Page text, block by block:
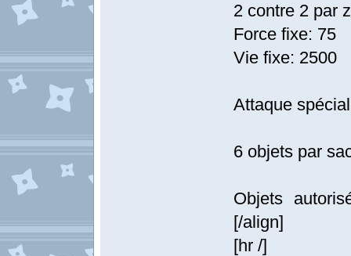
2 contre 2 par
Force fixe: 75
Vie fixe: 2500
Attaque
6 objets par
Objets
[/align]
[hr /]